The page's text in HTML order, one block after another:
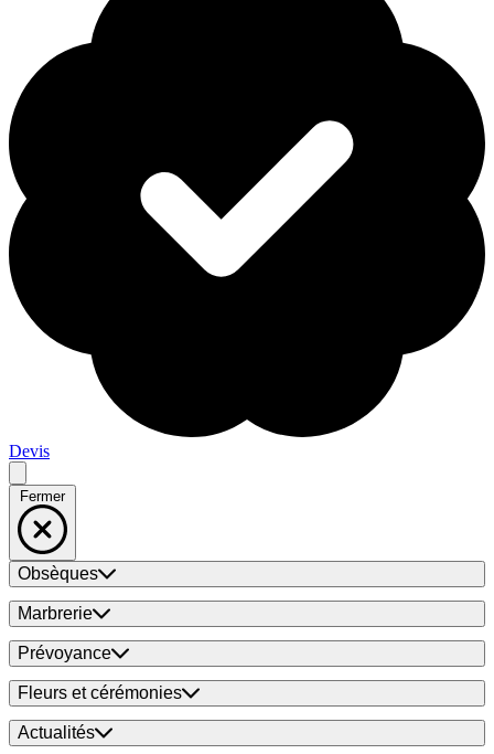
Devis
Fermer
Obsèques
Marbrerie
Prévoyance
Fleurs et cérémonies
Actualités